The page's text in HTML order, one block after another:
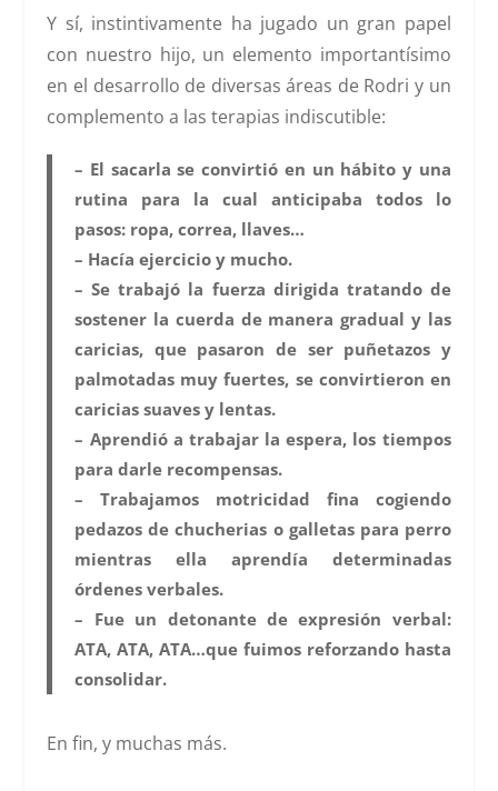
Y sí, instintivamente ha jugado un gran papel
con nuestro hijo, un elemento importantísimo
en el desarrollo de diversas áreas de Rodri y un
complemento a las terapias indiscutible:
– El sacarla se convirtió en un hábito y una
rutina para la cual anticipaba todos lo
pasos: ropa, correa, llaves…
– Hacía ejercicio y mucho.
– Se trabajó la fuerza dirigida tratando de
sostener la cuerda de manera gradual y las
caricias, que pasaron de ser puñetazos y
palmotadas muy fuertes, se convirtieron en
caricias suaves y lentas.
– Aprendió a trabajar la espera, los tiempos
para darle recompensas.
– Trabajamos motricidad fina cogiendo
pedazos de chucherias o galletas para perro
mientras ella aprendía determinadas
órdenes verbales.
– Fue un detonante de expresión verbal:
ATA, ATA, ATA…que fuimos reforzando hasta
consolidar.
En fin, y muchas más.